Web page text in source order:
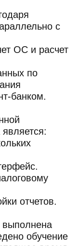
с
ОС и расчет
по
банком.
отчетов.
выполнена
обучение